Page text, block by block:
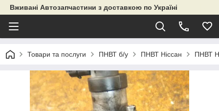
Вживані Автозапчастини з доставкою по Україні
Товари та послуги ПНВТ б/у ПНВТ Ніссан ПНВТ